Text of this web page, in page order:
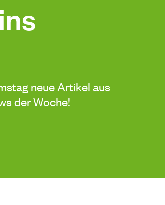
neue Artikel aus
der Woche!